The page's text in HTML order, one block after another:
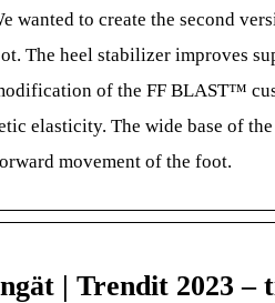
wanted to create the second
The heel stabilizer improves
of the FF BLAST™
elasticity. The wide base of
movement of the foot.
| Trendit 2023 –